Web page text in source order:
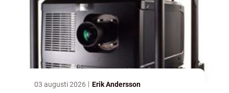
03 augusti 2026 Erik Andersson